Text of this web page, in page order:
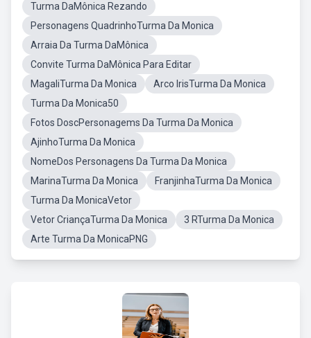
Turma DaMônica Rezando
Personagens QuadrinhoTurma Da Monica
Arraia Da Turma DaMônica
Convite Turma DaMônica Para Editar
MagaliTurma Da Monica
Arco IrisTurma Da Monica
Turma Da Monica50
Fotos DoscPersonagems Da Turma Da Monica
AjinhoTurma Da Monica
NomeDos Personagens Da Turma Da Monica
MarinaTurma Da Monica
FranjinhaTurma Da Monica
Turma Da MonicaVetor
Vetor CriançaTurma Da Monica
3 RTurma Da Monica
Arte Turma Da MonicaPNG